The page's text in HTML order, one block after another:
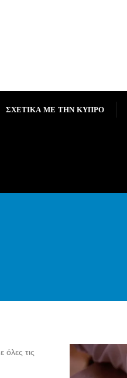
ΣΧΕΤΙΚΑ ΜΕ ΤΗΝ ΚΥΠΡΟ
τις